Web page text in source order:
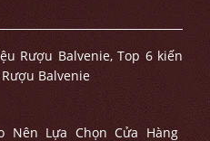
Rượu Balvenie, Top 6 kiến
Balvenie
Nên Lựa Chọn Cửa Hàng